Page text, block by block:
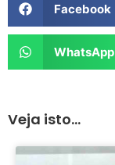
Facebook
WhatsApp
Veja isto...